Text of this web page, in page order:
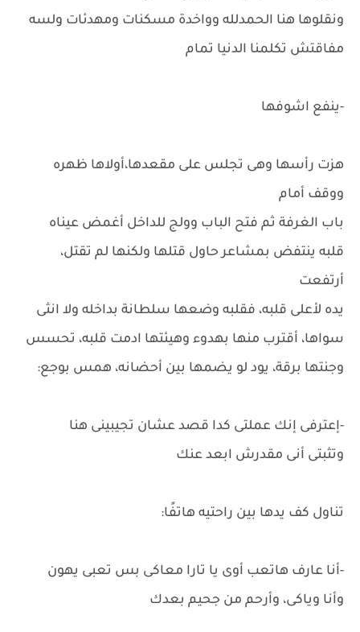
ونقلوها هنا الحمدلله وواخدة مسكنات ومهدئات ولسه
مفاقتش تكلمنا الدنيا تمام
-ينفع اشوفها
هزت رأسها وهى تجلس على مقعدها،أولاها ظهره
ووقف أمام
باب الغرفة ثم فتح الباب وولج للداخل أغمض عيناه
قلبه ينتفض بمشاعر حاول قتلها ولكنها لم تقتل،
أرتفعت
يده لأعلى قلبه، فقلبه وضعها سلطانة بداخله ولا انثى
سواها، أقترب منها بهدوء وهيئتها ادمت قلبه، تحسس
وجنتها برقة، يود لو يضمها بين أحضانه، همس بوجع:
-إعترفى إنك عملتى كدا قصد عشان تجيبينى هنا
وتثبتى أنى مقدرش ابعد عنك
تناول كف يدها بين راحتيه هاتفًا:
-أنا عارف هاتعب أوى يا تارا معاكى بس تعبى يهون
وأنا وياكى، وأرحم من جحيم بعدك